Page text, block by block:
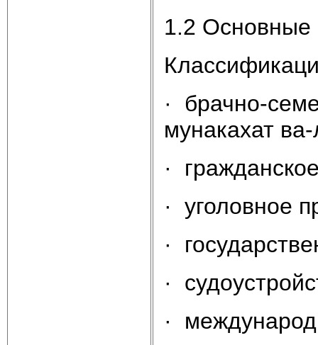
1.2 Основные
· брачно-
мунакахат
·
· уголовное
·
·
·